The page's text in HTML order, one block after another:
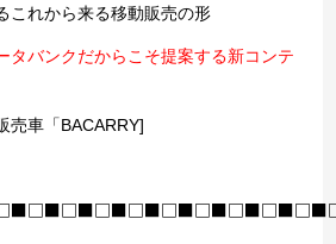
これから来る移動販売の形
タバンクだからこそ提案する新コンテ
売車「BACARRY]